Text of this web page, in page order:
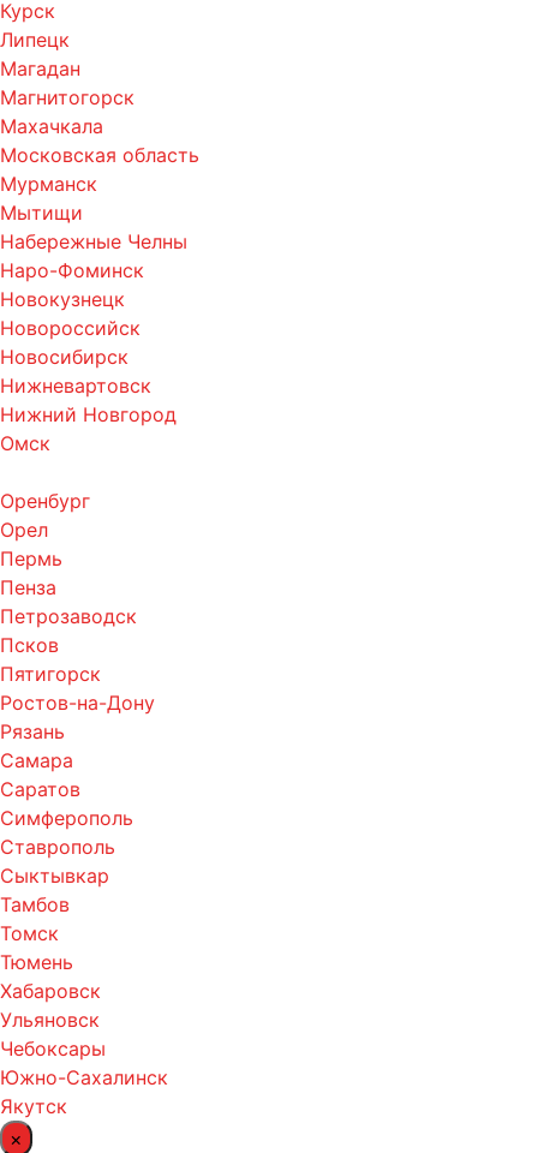
Курск
Липецк
Магадан
Магнитогорск
Махачкала
Московская область
Мурманск
Мытищи
Набережные Челны
Наро-Фоминск
Новокузнецк
Новороссийск
Новосибирск
Нижневартовск
Нижний Новгород
Омск
Оренбург
Орел
Пермь
Пенза
Петрозаводск
Псков
Пятигорск
Ростов-на-Дону
Рязань
Самара
Саратов
Симферополь
Ставрополь
Сыктывкар
Тамбов
Томск
Тюмень
Хабаровск
Ульяновск
Чебоксары
Южно-Сахалинск
Якутск
×